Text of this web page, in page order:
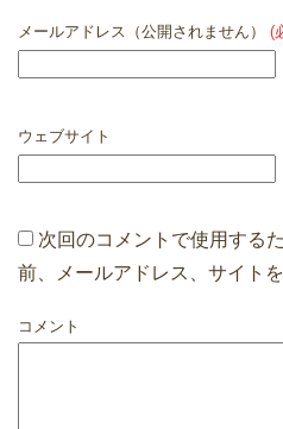
メールアドレス（公開されません） (
ウェブサイト
次回のコメントで使用する
前、メールアドレス、サイトを
コメント